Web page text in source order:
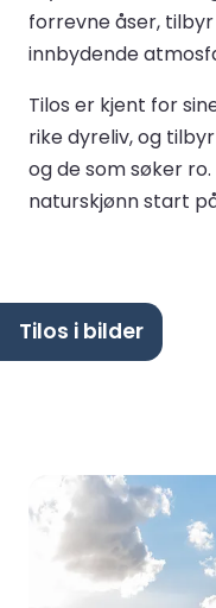
forrevne åser,
innbydende
Tilos er kjent for
rike dyreliv, og
og de som søker
naturskjønn start
Tilos i bilder